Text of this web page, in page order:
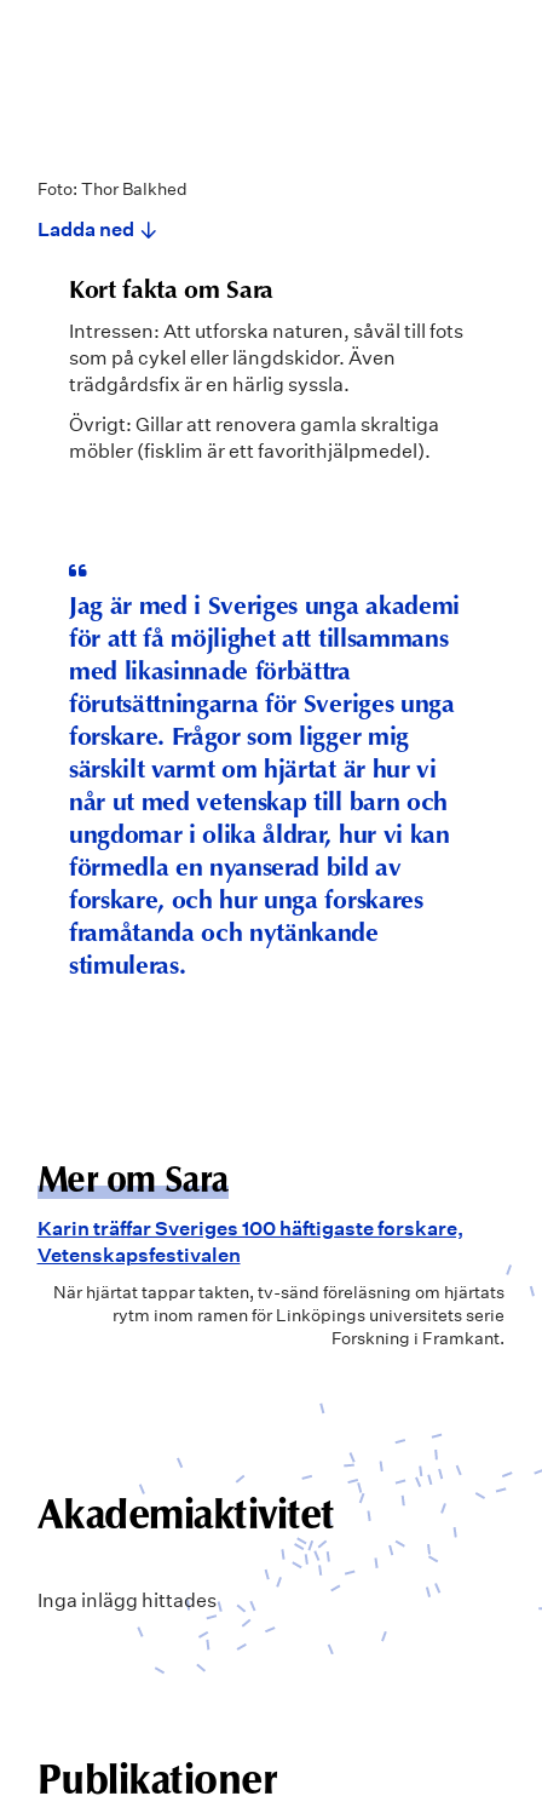
Foto: Thor Balkhed
Ladda ned
Kort fakta om Sara
Intressen: Att utforska naturen, såväl till fots
som på cykel eller längdskidor. Även
trädgårdsfix är en härlig syssla.
Övrigt: Gillar att renovera gamla skraltiga
möbler (fisklim är ett favorithjälpmedel).
Jag är med i Sveriges unga akademi
för att få möjlighet att tillsammans
med likasinnade förbättra
förutsättningarna för Sveriges unga
forskare. Frågor som ligger mig
särskilt varmt om hjärtat är hur vi
når ut med vetenskap till barn och
ungdomar i olika åldrar, hur vi kan
förmedla en nyanserad bild av
forskare, och hur unga forskares
framåtanda och nytänkande
stimuleras.
Mer om Sara
Karin träffar Sveriges 100 häftigaste forskare,
Vetenskapsfestivalen
När hjärtat tappar takten, tv-sänd föreläsning om hjärtats
rytm inom ramen för Linköpings universitets serie
Forskning i Framkant.
Akademiaktivitet
Inga inlägg hittades
Publikationer